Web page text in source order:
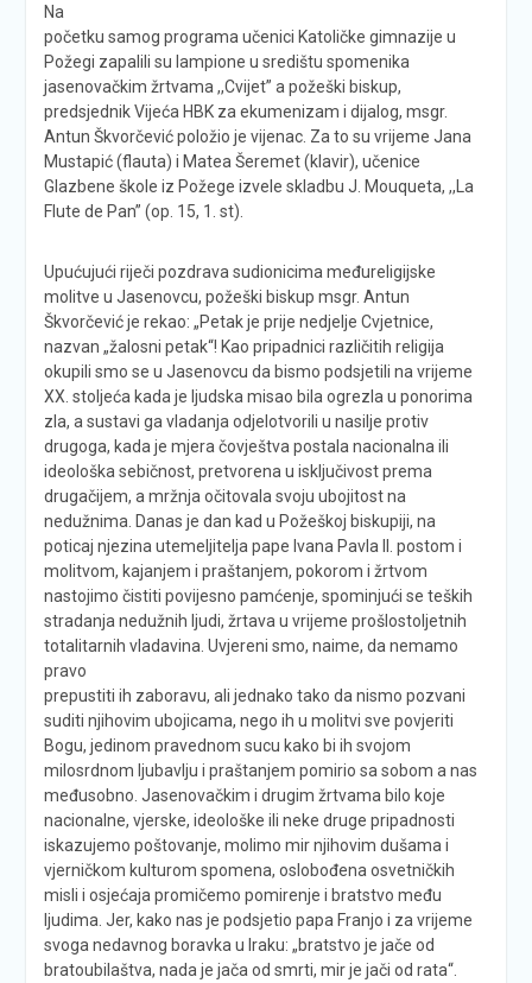
Na
početku samog programa učenici Katoličke gimnazije u
Požegi zapalili su lampione u središtu spomenika
jasenovačkim žrtvama ,,Cvijet” a požeški biskup,
predsjednik Vijeća HBK za ekumenizam i dijalog, msgr.
Antun Škvorčević položio je vijenac. Za to su vrijeme Jana
Mustapić (flauta) i Matea Šeremet (klavir), učenice
Glazbene škole iz Požege izvele skladbu J. Mouqueta, ,,La
Flute de Pan” (op. 15, 1. st).
Upućujući riječi pozdrava sudionicima međureligijske
molitve u Jasenovcu, požeški biskup msgr. Antun
Škvorčević je rekao: „Petak je prije nedjelje Cvjetnice,
nazvan „žalosni petak“! Kao pripadnici različitih religija
okupili smo se u Jasenovcu da bismo podsjetili na vrijeme
XX. stoljeća kada je ljudska misao bila ogrezla u ponorima
zla, a sustavi ga vladanja odjelotvorili u nasilje protiv
drugoga, kada je mjera čovještva postala nacionalna ili
ideološka sebičnost, pretvorena u isključivost prema
drugačijem, a mržnja očitovala svoju ubojitost na
nedužnima. Danas je dan kad u Požeškoj biskupiji, na
poticaj njezina utemeljitelja pape Ivana Pavla II. postom i
molitvom, kajanjem i praštanjem, pokorom i žrtvom
nastojimo čistiti povijesno pamćenje, spominjući se teških
stradanja nedužnih ljudi, žrtava u vrijeme prošlostoljetnih
totalitarnih vladavina. Uvjereni smo, naime, da nemamo
pravo
prepustiti ih zaboravu, ali jednako tako da nismo pozvani
suditi njihovim ubojicama, nego ih u molitvi sve povjeriti
Bogu, jedinom pravednom sucu kako bi ih svojom
milosrdnom ljubavlju i praštanjem pomirio sa sobom a nas
međusobno. Jasenovačkim i drugim žrtvama bilo koje
nacionalne, vjerske, ideološke ili neke druge pripadnosti
iskazujemo poštovanje, molimo mir njihovim dušama i
vjerničkom kulturom spomena, oslobođena osvetničkih
misli i osjećaja promičemo pomirenje i bratstvo među
ljudima. Jer, kako nas je podsjetio papa Franjo i za vrijeme
svoga nedavnog boravka u Iraku: „bratstvo je jače od
bratoubilaštva, nada je jača od smrti, mir je jači od rata“.